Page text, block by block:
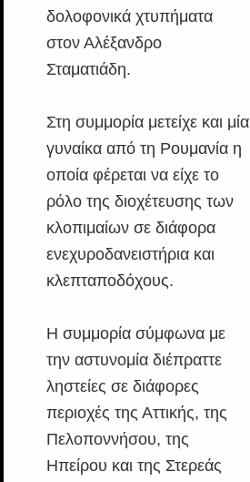
δολοφονικά χτυπήματα
στον Αλέξανδρο
Σταματιάδη.
Στη συμμορία μετείχε και μία
γυναίκα από τη Ρουμανία η
οποία φέρεται να είχε το
ρόλο της διοχέτευσης των
κλοπιμαίων σε διάφορα
ενεχυροδανειστήρια και
κλεπταποδόχους.
Η συμμορία σύμφωνα με
την αστυνομία διέπραττε
ληστείες σε διάφορες
περιοχές της Αττικής, της
Πελοποννήσου, της
Ηπείρου και της Στερεάς